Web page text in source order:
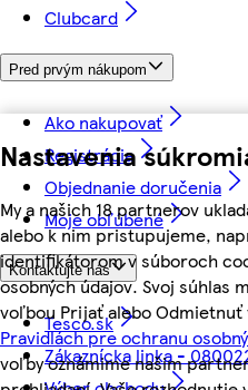
Nastavenia
My a našich 18 partnerov
alebo k nim pristupujeme,
identifikátorom v súboroch
osobných údajov. Svoj súhlas
voľbou Prijať alebo
Pravidlách pre ochranu
voľby oznámime našim
Clubcard
Pred prvým nákupom
Ako nakupovať
Registrácia
Objednanie doručenia
Moje obľúbené
Kontaktujte nás
Tesco.sk
Zákaznícka linka -